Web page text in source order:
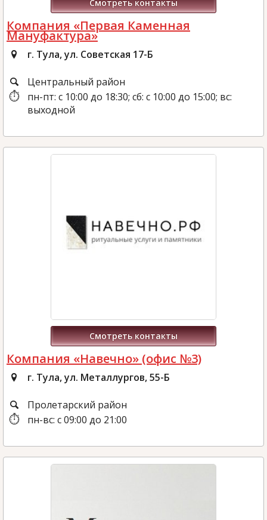
Смотреть контакты
Компания «Первая Каменная
Мануфактура»
г. Тула, ул. Советская 17-Б
Центральный район
пн-пт: с 10:00 до 18:30; сб: с 10:00 до 15:00; вс:
выходной
Смотреть контакты
Компания «Навечно» (офис №3)
г. Тула, ул. Металлургов, 55-Б
Пролетарский район
пн-вс: с 09:00 до 21:00